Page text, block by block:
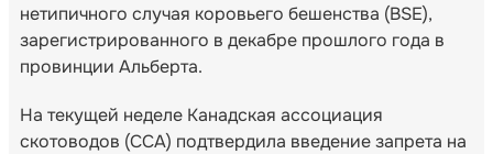
нетипичного случая коровьего бешенства (BSE),
зарегистрированного в декабре прошлого года в
провинции Альберта.
На текущей неделе Канадская ассоциация
скотоводов (CCA) подтвердила введение запрета на